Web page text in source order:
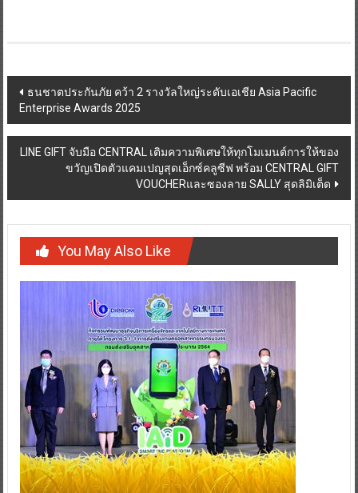
Post
navigation
ธนชาตประกันภัย คว้า 2 รางวัลใหญ่ระดับเอเชีย Asia Pacific
Enterprise Awards 2025
LINE GIFT จับมือ CENTRAL เติมความพิเศษให้ทุกโมเมนต์การให้ของ
ขวัญเปิดตัวแคมเปญสุดเอ็กซ์คลูซีฟ พร้อม CENTRAL GIFT
VOUCHERและซองลาย SALLY สุดลิมิเต็ด
You May Also Like